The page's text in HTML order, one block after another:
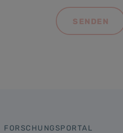
FORSCHUNGSPORTAL